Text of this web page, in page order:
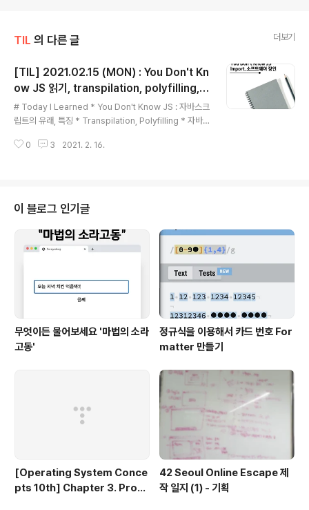
TIL 의 다른 글 더보기
[TIL] 2021.02.15 (MON) : You Don't Kn
ow JS 읽기, transpilation, polyfilling,
자바스크립트에서의 import
# Today I Learned * You Don't Know JS : 자바스크
립트의 유래, 특징 * Transpilation, Polyfilling * 자바
n't Know JS * 오늘 읽은 범위 : Getting Started Ch1.
으나 추후 사람들의 투표를 통해 Java Script 가 된 것, 실
제로 Java 와는 관련이 없다. 현재는 이름의 법적인 문제
로 ECMAScript2019 가 공식 명칭이 됨. * TC..
0 3 2021. 2. 16.
이 블로그 인기글
무엇이든 물어보세요 '마법의 소라
고동'
정규식을 이용해서 카드 번호 For
matter 만들기
[Operating System Conce
pts 10th] Chapter 3. Proce
42 Seoul Online Escape 제
작 일지 (1) - 기획